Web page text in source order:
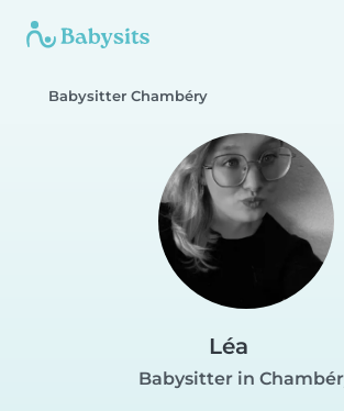
Babysitter Chambéry
Léa
Babysitter in